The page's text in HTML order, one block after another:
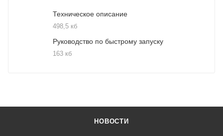
Техническое описание
498,5 кб
Руководство по быстрому запуску
163 кб
НОВОСТИ